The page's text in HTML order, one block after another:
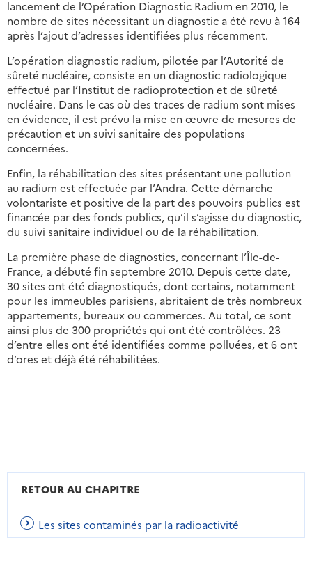
lancement de l’Opération Diagnostic Radium en 2010, le
nombre de sites nécessitant un diagnostic a été revu à 164
après l’ajout d’adresses identifiées plus récemment.
L’opération diagnostic radium, pilotée par l’Autorité de
sûreté nucléaire, consiste en un diagnostic radiologique
effectué par l’Institut de radioprotection et de sûreté
nucléaire. Dans le cas où des traces de radium sont mises
en évidence, il est prévu la mise en œuvre de mesures de
précaution et un suivi sanitaire des populations
concernées.
Enfin, la réhabilitation des sites présentant une pollution
au radium est effectuée par l’Andra. Cette démarche
volontariste et positive de la part des pouvoirs publics est
financée par des fonds publics, qu’il s’agisse du diagnostic,
du suivi sanitaire individuel ou de la réhabilitation.
La première phase de diagnostics, concernant l’Île-de-
France, a débuté fin septembre 2010. Depuis cette date,
30 sites ont été diagnostiqués, dont certains, notamment
pour les immeubles parisiens, abritaient de très nombreux
appartements, bureaux ou commerces. Au total, ce sont
ainsi plus de 300 propriétés qui ont été contrôlées. 23
d’entre elles ont été identifiées comme polluées, et 6 ont
d’ores et déjà été réhabilitées.
RETOUR AU CHAPITRE
Les sites contaminés par la radioactivité